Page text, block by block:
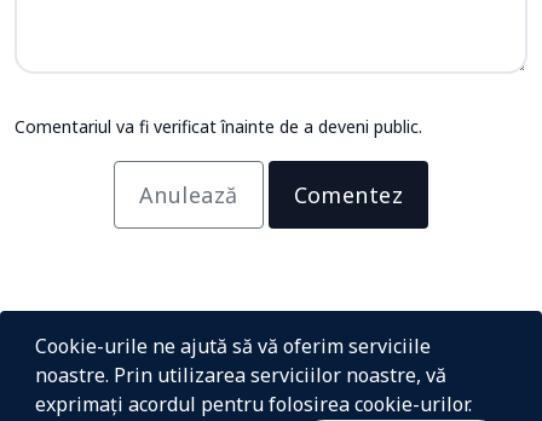
Comentariul va fi verificat înainte de a deveni public.
Anulează Comentez
Cookie-urile ne ajută să vă oferim serviciile
noastre. Prin utilizarea serviciilor noastre, vă
exprimați acordul pentru folosirea cookie-urilor.